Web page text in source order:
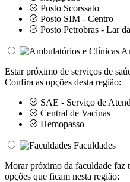
Posto Scorssato
Posto SIM - Centro
Posto Petrobras - Lar
Estar próximo de serviços de
Confira as opções desta região:
SAE - Serviço de
Central de Vacinas
Hemopasso
Faculdades
Morar próximo da faculdade faz
opções que ficam nesta região: